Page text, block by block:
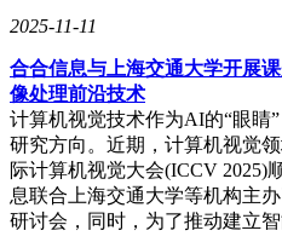
2025-11-11
合合信息与上海交通大学开展
像处理前沿技术
计算机视觉技术作为AI的“眼睛
研究方向。近期，计算机视觉
际计算机视觉大会(ICCV 2025)
息联合上海交通大学等机构主
研讨会，同时，为了推动建立